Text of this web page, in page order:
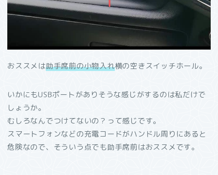
おススメは助手席前の小物入れ横の空きスイッチホール。
いかにもUSBポートがありそうな感じがするのは私だけで
しょうか。
むしろなんでつけてないの？って感じです。
スマートフォンなどの充電コードがハンドル周りにあると
危険なので、そういう点でも助手席前はおススメです。